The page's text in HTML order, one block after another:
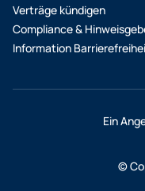
Verträge kündigen
Compliance &
Information
©
Ein